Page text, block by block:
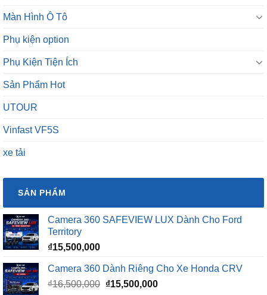
Màn Hình Ô Tô
Phụ kiện option
Phụ Kiện Tiện Ích
Sản Phẩm Hot
UTOUR
Vinfast VF5S
xe tải
SẢN PHẨM
Camera 360 SAFEVIEW LUX Dành Cho Ford
Territory
₫15,500,000
Camera 360 Dành Riêng Cho Xe Honda CRV
₫16,500,000 Giá
₫15,500,000Giá